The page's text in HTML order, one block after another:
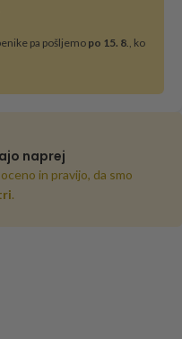
pa pošljemopo 15. 8 ., ko
naprej
in pravijo, da smo
.